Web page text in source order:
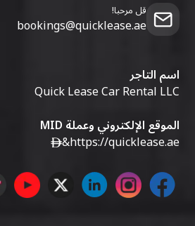
قل مرحبا!
bookings@quicklease.ae
اسم التاجر
Quick Lease Car Rental LLC
الموقع الإلكتروني وعملة MID
https://quicklease.ae
&